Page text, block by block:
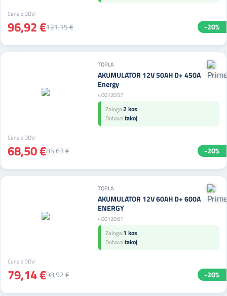
Cena z DDV:
96,92 €121,15 € -20%
TOPLA
AKUMULATOR 12V 50AH D+ 450A
Energy
40012057
Zaloga:2 kos
Dobava:takoj
Cena z DDV:
68,50 €85,63 € -20%
TOPLA
AKUMULATOR 12V 60AH D+ 600A
ENERGY
40012061
Zaloga:1 kos
Dobava:takoj
Cena z DDV:
79,14 €98,92 € -20%